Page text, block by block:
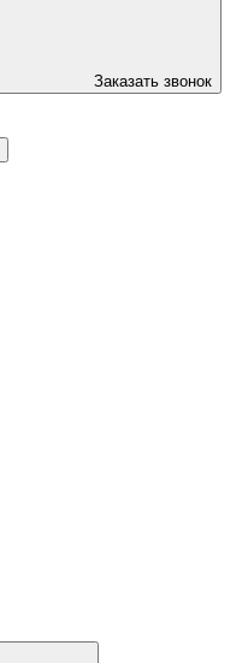
Заказать звонок